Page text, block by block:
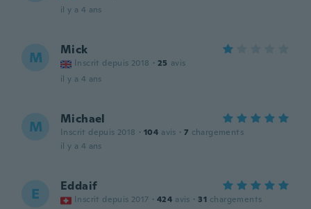
il y a 4 ans
M Mick
Inscrit depuis 2018 · 25 avis
il y a 4 ans
M Michael
Inscrit depuis 2018 · 104 avis · 7 chargements
il y a 4 ans
E Eddaif
Inscrit depuis 2017 · 424 avis · 31 chargements